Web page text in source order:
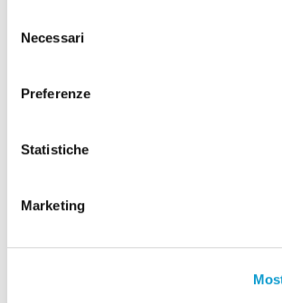
delNecessari
Preferenze
Statistiche
Marketing
Precedente
suo pc, arrestato 36enne della Riviera
Fermo - Auto si ribalta dopo lo schianto